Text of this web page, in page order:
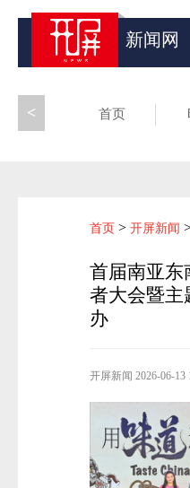
新闻网
首页
<
首页 > 开屏新闻
首届南亚东
者大会暨主
办
开屏新闻 2026-06-13